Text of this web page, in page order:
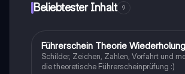
Prinzipien sowie die Reflexion sportlicher
Verständnis komplexer
Beliebtester Inhalt 9
Lerntipps
Führerschein Theorie
Schilder, Zeichen, Zahlen, Vorfahrt und
die theoretische Führerscheinprüfung :)